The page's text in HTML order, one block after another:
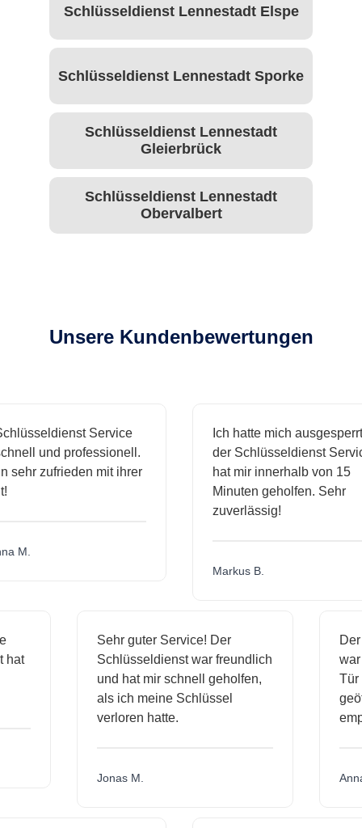
Schlüsseldienst Lennestadt Elspe
Schlüsseldienst Lennestadt Sporke
Schlüsseldienst Lennestadt
Gleierbrück
Schlüsseldienst Lennestadt
Obervalbert
Unsere Kundenbewertungen
Service
und professionell.
zufrieden mit ihrer
M.
Ich hatte mich ausgesperrt
der Schlüsseldienst Service
hat mir innerhalb von 15
Minuten geholfen. Sehr
zuverlässig!
Markus B.
hat
Sehr guter Service! Der
Schlüsseldienst war freundlich
und hat mir schnell geholfen,
als ich meine Schlüssel
verloren hatte.
Jonas M.